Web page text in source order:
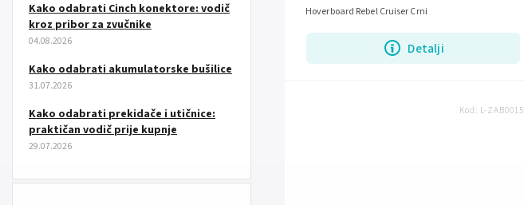
Kako odabrati Cinch konektore: vodič
kroz pribor za zvučnike
04.08.2026
Kako odabrati akumulatorske bušilice
31.07.2026
Kako odabrati prekidače i utičnice:
praktičan vodič prije kupnje
29.07.2026
Detalji
Hoverboard Rebel Cruiser Crni
Kod: L-ZAB0015